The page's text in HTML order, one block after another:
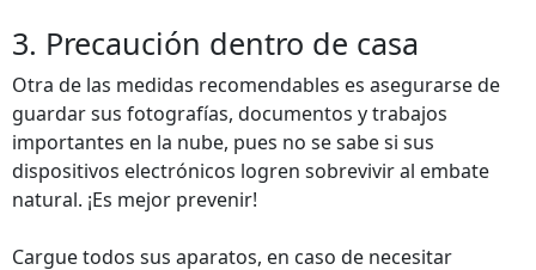
3. Precaución dentro de casa
Otra de las medidas recomendables es asegurarse de
guardar sus fotografías, documentos y trabajos
importantes en la nube, pues no se sabe si sus
dispositivos electrónicos logren sobrevivir al embate
natural. ¡Es mejor prevenir!
Cargue todos sus aparatos, en caso de necesitar